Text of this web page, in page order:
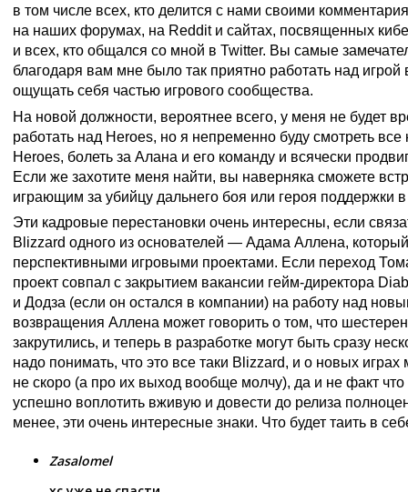
в том числе всех, кто делится с нами своими
на наших форумах, на Reddit и сайтах, посвященных
и всех, кто общался со мной в Twitter. Вы самые
благодаря вам мне было так приятно работать над игрой
ощущать себя частью игрового сообщества.
На новой должности, вероятнее всего, у меня не будет
работать над Heroes, но я непременно буду смотреть
Heroes, болеть за Алана и его команду и всячески
Если же захотите меня найти, вы наверняка сможете
играющим за убийцу дальнего боя или героя поддержки
Эти кадровые перестановки очень интересны, если
Blizzard одного из основателей — Адама Аллена,
перспективными игровыми проектами. Если переход
проект совпал с закрытием вакансии гейм-директора
и Додза (если он остался в компании) на работу над
возвращения Аллена может говорить о том, что
закрутились, и теперь в разработке могут быть сразу
надо понимать, что это все таки Blizzard, и о новых
не скоро (а про их выход вообще молчу), да и не факт что
успешно воплотить вживую и довести до релиза
менее, эти очень интересные знаки. Что будет таить в
Zasalomel